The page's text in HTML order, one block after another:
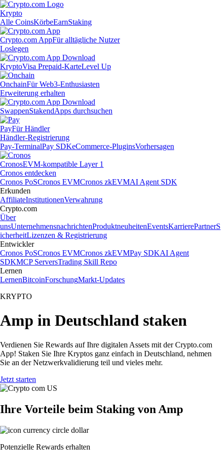
Krypto
Alle CoinsKörbeEarnStaking
Crypto.com AppFür alltägliche Nutzer
Loslegen
KryptoVisa Prepaid-KarteLevel Up
OnchainFür Web3-Enthusiasten
Erweiterung erhalten
SwappenStakendApps durchsuchen
PayFür Händler
Händler-Registrierung
Pay-TerminalPay SDKeCommerce-PluginsVorhersagen
CronosEVM-kompatible Layer 1
Cronos entdecken
Cronos PoSCronos EVMCronos zkEVMAI Agent SDK
Erkunden
AffiliateInstitutionenVerwahrung
Crypto.com
Über
unsUnternehmensnachrichtenProduktneuheitenEventsKarrierePartnerS
icherheitLizenzen & Registrierung
Entwickler
Cronos PoSCronos EVMCronos zkEVMPay SDKAI Agent
SDKMCP ServersTrading Skill Repo
Lernen
LernenBitcoinForschungMarkt-Updates
KRYPTO
Amp in Deutschland staken
Verdienen Sie Rewards auf Ihre digitalen Assets mit der Crypto.com
App! Staken Sie Ihre Kryptos ganz einfach in Deutschland, nehmen
Sie an der Netzwerkvalidierung teil und vieles mehr.
Jetzt starten
Ihre Vorteile beim Staking von Amp
Potenzielle Rewards erhalten